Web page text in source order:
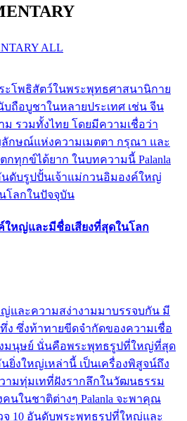
ALL
ะโพธิสัตว์ในพระพุทธศาสนานิกาย
ถือบูชาในหลายประเทศ เช่น จีน
ม รวมทั้งไทย โดยมีความเชื่อว่า
กษณ์แห่งความเมตตา กรุณา และ
กทุกข์ได้ยาก ในบทความนี้ Palanla
นดับรูปปั้นเจ้าแม่กวนอิมองค์ใหญ่
โลกในปัจจุบัน
ใหญ่และมีชื่อเสียงที่สุดในโลก
และความสง่างามมาบรรจบกัน มี
ง ซึ่งท้าทายขีดจำกัดของความเชื่อ
งมนุษย์ นั่นคือพระพุทธรูปที่ใหญ่ที่สุด
ยิ่งใหญ่เหล่านี้ เป็นเครื่องพิสูจน์ถึง
ามทุ่มเทที่ฝังรากลึกในวัฒนธรรม
ในชาติต่างๆ Palanla จะพาคุณ
จ 10 อันดับพระพุทธรูปที่ใหญ่และ